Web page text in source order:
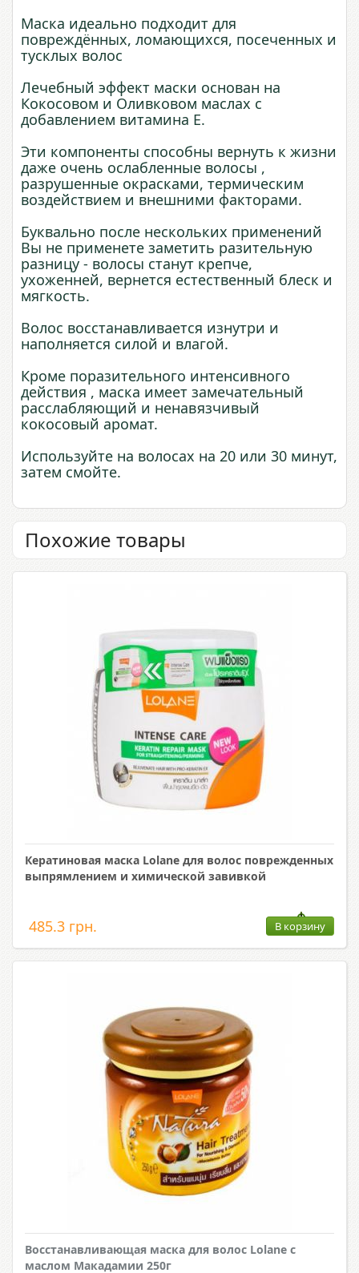
Маска идеально подходит для
повреждённых, ломающихся, посеченных и
тусклых волос
Лечебный эффект маски основан на
Кокосовом и Оливковом маслах с
добавлением витамина Е.
Эти компоненты способны вернуть к жизни
даже очень ослабленные волосы ,
разрушенные окрасками, термическим
воздействием и внешними факторами.
Буквально после нескольких применений
Вы не применете заметить разительную
разницу - волосы станут крепче,
ухоженней, вернется естественный блеск и
мягкость.
Волос восстанавливается изнутри и
наполняется силой и влагой.
Кроме поразительного интенсивного
действия , маска имеет замечательный
расслабляющий и ненавязчивый
кокосовый аромат.
Используйте на волосах на 20 или 30 минут,
затем смойте.
Похожие товары
Кератиновая маска Lolane для волос поврежденных
выпрямлением и химической завивкой
485.3 грн. В корзину
Восстанавливающая маска для волос Lolane с
маслом Макадамии 250г